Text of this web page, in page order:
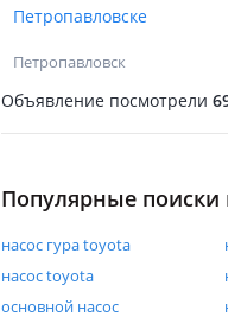
Петропавловске
Петропавловск
Объявление посмотрели
Популярные поиски
насос гура toyota
насос toyota
основной насос